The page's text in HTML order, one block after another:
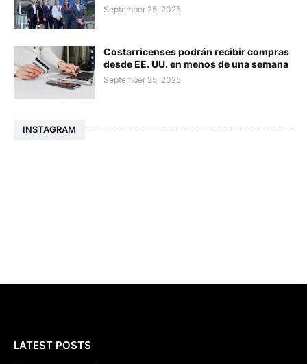
September 25, 2025
Costarricenses podrán recibir compras
desde EE. UU. en menos de una semana
September 25, 2025
INSTAGRAM
LATEST POSTS